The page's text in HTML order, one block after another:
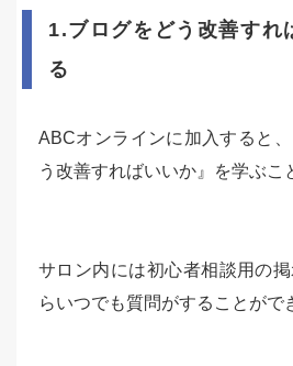
1.ブログをどう改善すれ
る
ABCオンラインに加入すると
う改善すればいいか』を学ぶこ
サロン内には初心者相談用の
らいつでも質問がすることがで